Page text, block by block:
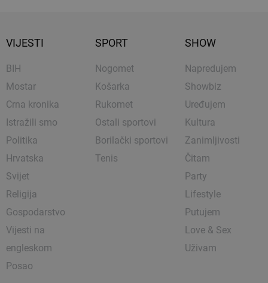
VIJESTI
BIH
Mostar
Crna kronika
Istražili smo
Politika
Hrvatska
Svijet
Religija
Gospodarstvo
Vijesti na
engleskom
Posao
SPORT
Nogomet
Košarka
Rukomet
Ostali sportovi
Borilački sportovi
Tenis
SHOW
Napredujem
Showbiz
Uređujem
Kultura
Zanimljivosti
Čitam
Party
Lifestyle
Putujem
Love & Sex
Uživam